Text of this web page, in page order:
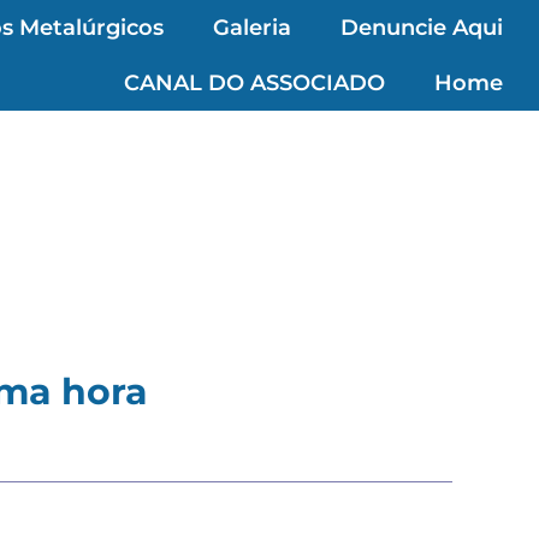
Metalúrgicos Galeria Denuncie Aqui
CANAL DO ASSOCIADO Home
hora